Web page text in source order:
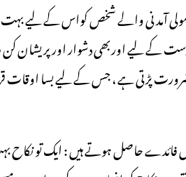
معمولی آمدنی والے شخص کواس کے لیے
کے لیے اوربھی دشوار اورپریشان کن
ضرورت پڑتی ہے ، جس کے لیے بسا
فائدے حاصل ہوتے ہیں : ایک تو نکاح